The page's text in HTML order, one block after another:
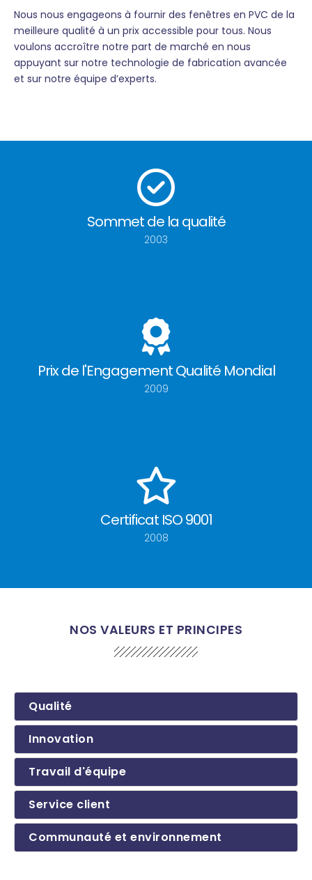
Nous nous engageons à fournir des fenêtres en PVC de la
meilleure qualité à un prix accessible pour tous. Nous
voulons accroître notre part de marché en nous
appuyant sur notre technologie de fabrication avancée
et sur notre équipe d’experts.
Sommet de la qualité
2003
Prix de l'Engagement Qualité Mondial
2009
Certificat ISO 9001
2008
NOS VALEURS ET PRINCIPES
Qualité
Innovation
Travail d'équipe
Service client
Communauté et environnement